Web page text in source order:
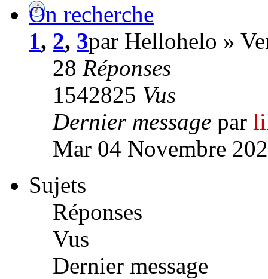
On recherche
1, 2, 3par Hellohelo »
28 Réponses
1542825 Vus
Dernier message par
Mar 04 Novembre
Sujets
Réponses
Vus
Dernier message